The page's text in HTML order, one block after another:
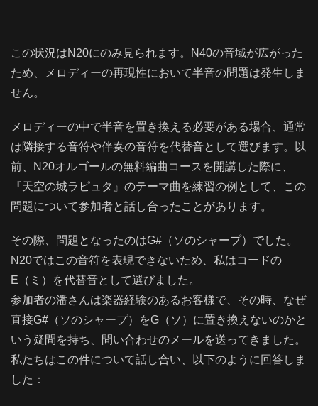
この状況はN20にのみ見られます。N40の音域が広がった
ため、メロディーの再現性において半音の問題は発生しま
せん。
メロディーの中で半音を置き換える必要がある場合、通常
は隣接する音符や伴奏の音符を代替音として選びます。以
前、N20オルゴールの無料編曲コースを開講した際に、
『天空の城ラピュタ』のテーマ曲を練習の例として、この
問題について参加者と話し合ったことがあります。
その際、問題となったのはG#（ソのシャープ）でした。
N20ではこの音符を表現できないため、私はコードの
E（ミ）を代替音として選びました。
参加者の潘さんは楽器経験のあるお客様で、その時、なぜ
直接G#（ソのシャープ）をG（ソ）に置き換えないのかと
いう疑問を持ち、問い合わせのメールを送ってきました。
私たちはこの件について話し合い、以下のように回答しま
した：